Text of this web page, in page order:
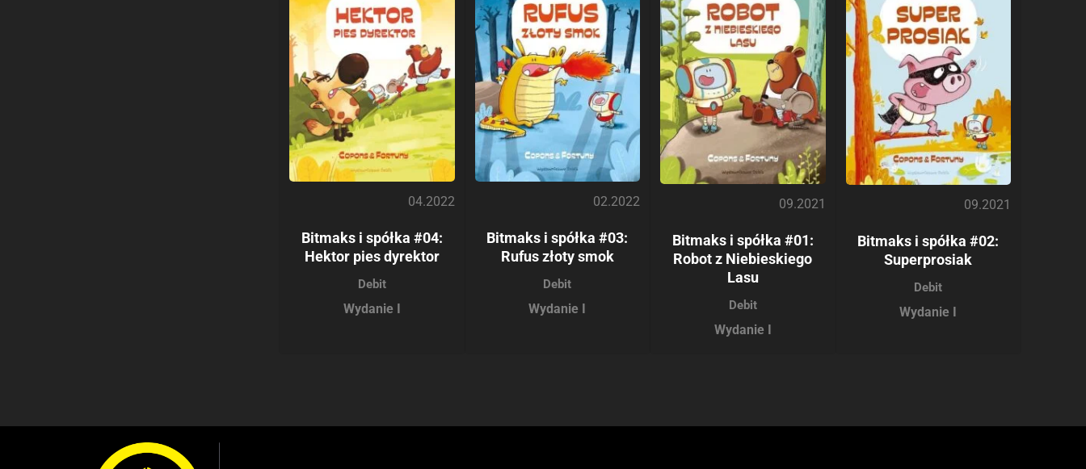
04.2022
Bitmaks i spółka #04:
Hektor pies dyrektor
Debit
Wydanie I
02.2022
Bitmaks i spółka #03:
Rufus złoty smok
Debit
Wydanie I
09.2021
Bitmaks i spółka #01:
Robot z Niebieskiego
Lasu
Debit
Wydanie I
09.2021
Bitmaks i spółka #02:
Superprosiak
Debit
Wydanie I